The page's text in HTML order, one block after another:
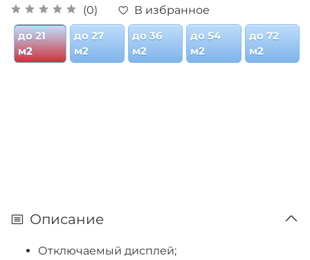
(0)
В избранное
до 21
м2
до 27
м2
до 36
м2
до 54
м2
до 72
м2
Описание
Отключаемый дисплей;